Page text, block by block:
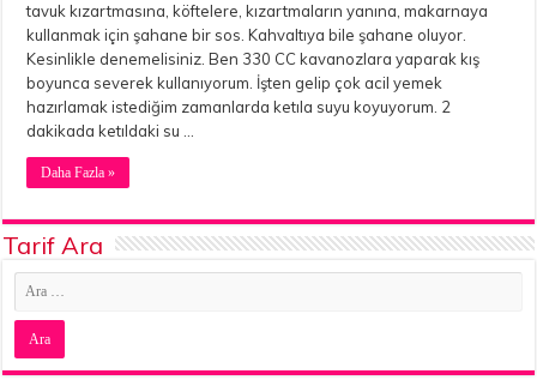
tavuk kızartmasına, köftelere, kızartmaların yanına, makarnaya
kullanmak için şahane bir sos. Kahvaltıya bile şahane oluyor.
Kesinlikle denemelisiniz. Ben 330 CC kavanozlara yaparak kış
boyunca severek kullanıyorum. İşten gelip çok acil yemek
hazırlamak istediğim zamanlarda ketıla suyu koyuyorum. 2
dakikada ketıldaki su …
Daha Fazla »
Tarif Ara